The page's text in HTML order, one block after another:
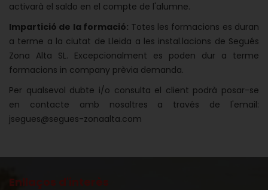
activarà el saldo en el compte de l'alumne.
Impartició de la formació: Totes les formacions es duran
a terme a la ciutat de Lleida a les instal.lacions de Segués
Zona Alta SL. Excepcionalment es poden dur a terme
formacions in company prèvia demanda.
Per qualsevol dubte i/o consulta el client podrà posar-se
en contacte amb nosaltres a través de l'email:
jsegues@segues-zonaalta.com
Enllaços d'interès